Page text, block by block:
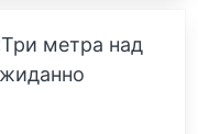
метра над